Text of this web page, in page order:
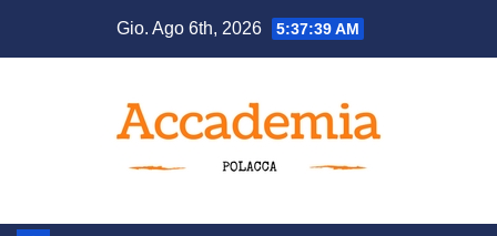
Gio. Ago 6th, 2026 5:37:40 AM